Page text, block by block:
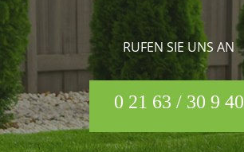
RUFEN SIE UNS AN
0 21 63 / 30 9 40